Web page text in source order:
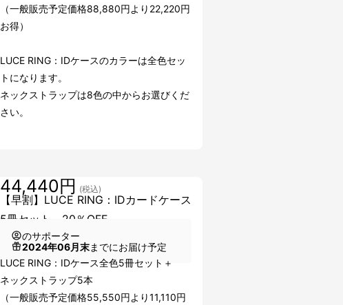
（一般販売予定価格88,880円より22,220円
お得）
LUCE RING：IDケースのカラーは全色セッ
トになります。
ネックストラップは8色の中からお選びくだ
さい。
【早割】LUCE RING：IDカードケース
5冊セット 20％OFF
44,440円 (税込)
のサポーター
2024年06月末までにお届け予定
LUCE RING：IDケース全色5冊セット＋
ネックストラップ5本
（一般販売予定価格55,550円より11,110円